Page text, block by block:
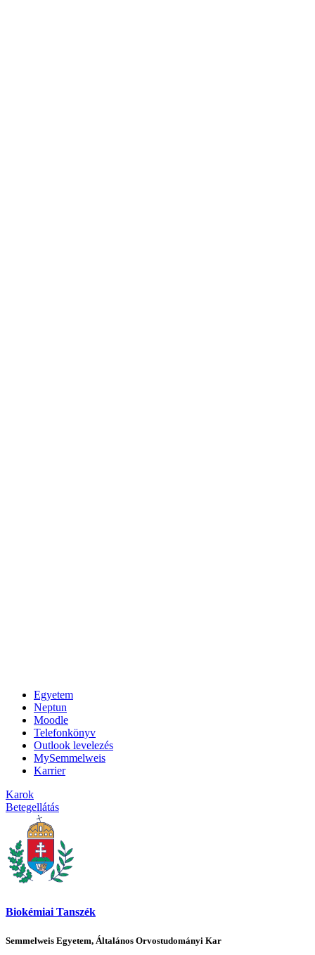
Egyetem
Neptun
Moodle
Telefonkönyv
Outlook levelezés
MySemmelweis
Karrier
Karok
Betegellátás
Biokémiai Tanszék
Semmelweis Egyetem, Általános Orvostudományi Kar